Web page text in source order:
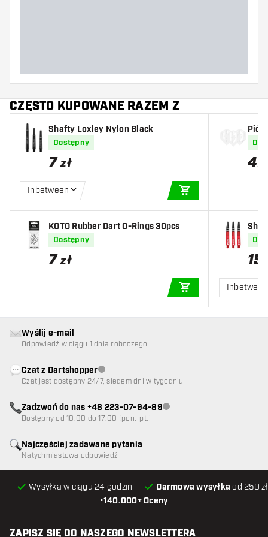
CZĘSTO KUPOWANE RAZEM Z
Shafty Loxley Nylon Black
Dostępny
7 zł
Inbetween
KOTO Rubber Dart O-Rings 30pcs
Dostępny
7 zł
DODAJ DO
4zł
15
Inbetween
•140.000+ Oceny
Wysyłka w ciągu 24 godzin Darmowa wysyłka od 250
Najczęściej zadawane pytania
Natychmiastowa odpowiedź
Wyślij e-mail
Odpowiedź w ciągu 1 dnia roboczego
Czat z DartshopperObsługa klienta niedostępna
Czat jest dostępny 24/7, siedem dni w tygodniu
Zadzwoń do nas +48 223-07-94-89Obsługa klienta niedostępna
Dostępny od 10:00 do 17:00 (pon.-pt.)
ZAPISZ SIĘ DO NASZEGO NEWSLETTERA